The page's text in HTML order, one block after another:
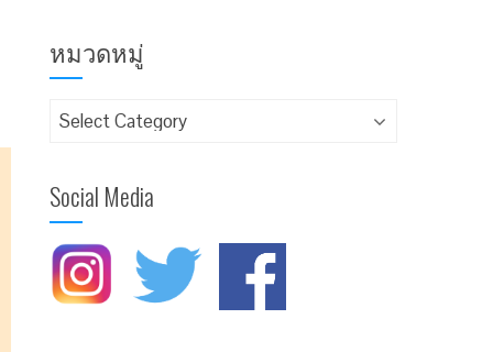
หมวดหมู่
Social Media